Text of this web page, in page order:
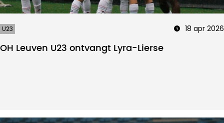
U23 18 apr 2026
OH Leuven U23 ontvangt Lyra-Lierse